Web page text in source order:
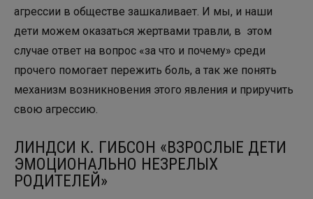
агрессии в обществе зашкаливает. И мы, и наши
дети можем оказаться жертвами травли, в этом
случае ответ на вопрос «за что и почему» среди
прочего помогает пережить боль, а так же понять
механизм возникновения этого явления и приручить
свою агрессию.
ЛИНДСИ К. ГИБСОН «ВЗРОСЛЫЕ ДЕТИ
ЭМОЦИОНАЛЬНО НЕЗРЕЛЫХ
РОДИТЕЛЕЙ»